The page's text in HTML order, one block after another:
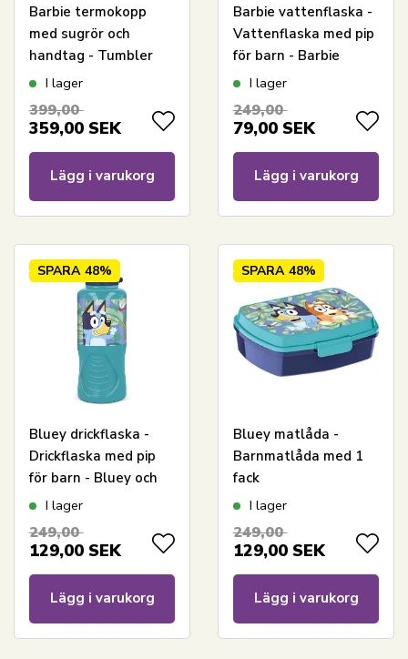
Barbie termokopp
med sugrör och
handtag - Tumbler
drickflaska 940 ml
I lager
399,00
359,00 SEK
Lägg i varukorg
Barbie vattenflaska -
Vattenflaska med pip
för barn - Barbie
I lager
249,00
79,00 SEK
Lägg i varukorg
SPARA 48%
Bluey drickflaska -
Drickflaska med pip
för barn - Bluey och
BingoI lager
249,00
129,00 SEK
Lägg i varukorg
SPARA 48%
Bluey matlåda -
Barnmatlåda med 1
fack
I lager
249,00
129,00 SEK
Lägg i varukorg